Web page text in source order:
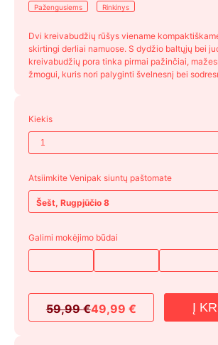
Pažengusiems
Rinkinys
Dvi kreivabudžių rūšys viename
skirtingi derliai namuose. S dydžio baltųjų bei
kreivabudžių pora tinka pirmai pažinčiai,
žmogui, kuris nori palyginti švelnesnį bei
Kiekis
Atsiimkite Venipak siuntų paštomate
Šešt, Rugpjūčio 8
Galimi mokėjimo būdai
59,99€
Original
49,99 €
Current
Į